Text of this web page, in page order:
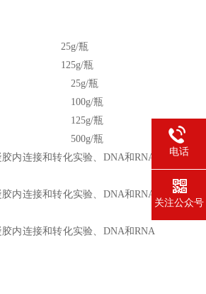
胶电泳 25g/瓶
胶电泳 125g/瓶
沉淀 25g/瓶
沉淀 100g/瓶
沉淀 125g/瓶
沉淀 500g/瓶
内连接和转化实验、DNA和RNA
内连接和转化实验、DNA和RNA
内连接和转化实验、DNA和RNA
电话
关注公众号